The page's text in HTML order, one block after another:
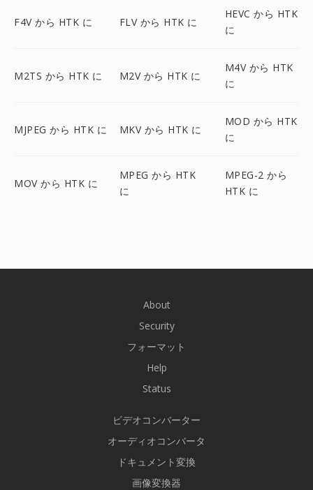
F4V から HTK に FLV から HTK に
HEVC から HTK
に
M2TS から HTK に M2V から HTK に
M4V から HTK
に
MJPEG から HTK に MKV から HTK に
MOD から HTK
に
MOV から HTK に
MPEG から HTK
に
MPEG-2 から
HTK に
About
Security
フォーマット
Help
Status
ビデオコンバーター
オーディオコンバータ
ドキュメント変換
画像変換器